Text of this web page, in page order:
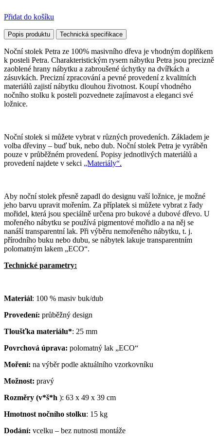
Přidat do košíku
Popis produktu Technická specifikace
Noční stolek Petra ze 100% masivního dřeva je vhodným doplňkem
k posteli Petra. Charakteristickým rysem nábytku Petra jsou precizně
zaoblené hrany nábytku a zabroušené úchytky na dvířkách a
zásuvkách. Precizní zpracování a pevné provedení z kvalitních
materiálů zajistí nábytku dlouhou životnost. Koupí vhodného
nočního stolku k posteli pozvednete zajímavost a eleganci své
ložnice.
Noční stolek si můžete vybrat v různých provedeních. Základem je
volba dřeviny – buď buk, nebo dub. Noční stolek Petra je vyráběn
pouze v průběžném provedení. Popisy jednotlivých materiálů a
provedení najdete v sekci „Materiály“.
Aby noční stolek přesně zapadl do designu vaší ložnice, je možné
jeho barvu upravit mořením. Za příplatek si můžete vybrat z řady
mořidel, která jsou speciálně určena pro bukové a dubové dřevo. U
mořeného nábytku se používá pigmentové mořidlo a na něj se
nanáší transparentní lak. Při výběru nemořeného nábytku, t. j.
přírodního buku nebo dubu, se nábytek lakuje transparentním
polomatným lakem „ECO“.
Technické parametry:
Materiál: 100 % masiv buk/dub
Provedení: průběžný design
Tloušťka materiálu*: 25 mm
Povrchová úprava: polomatný lak „ECO“
Moření: na výběr podle aktuálního vzorkovníku
Možnost: pravý
Rozměry (v*š*h ): 63 x 49 x 39 cm
Hmotnost nočního stolku: 15 kg
Dodání: vcelku – bez nutnosti montáže